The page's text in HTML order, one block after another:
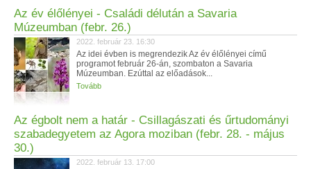
Az év élőlényei - Családi délután a Savaria
Múzeumban (febr. 26.)
2022. február 23. 16:30
Az idei évben is megrendezik Az év élőlényei című
programot február 26-án, szombaton a Savaria
Múzeumban. Ezúttal az előadások...
Tovább
Az égbolt nem a határ - Csillagászati és űrtudományi
szabadegyetem az Agora moziban (febr. 28. - május
30.)
2022. február 13. 17:00